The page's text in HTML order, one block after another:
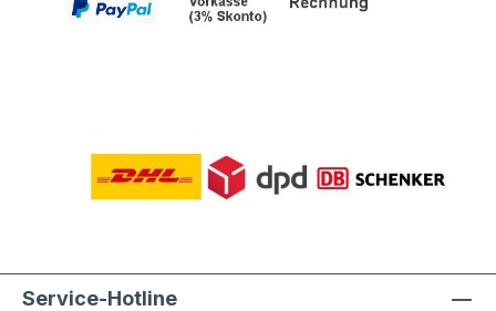
Service-Hotline